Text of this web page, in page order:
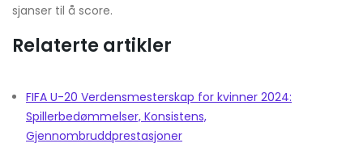
sjanser til å score.
Relaterte artikler
FIFA U-20 Verdensmesterskap for kvinner 2024:
Spillerbedømmelser, Konsistens,
Gjennombruddprestasjoner